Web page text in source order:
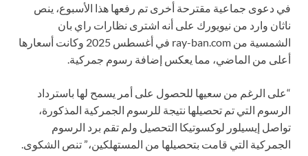
في دعوى جماعية مقترحة أخرى تم رفعها هذا الأسبوع، ينص
ناثان وارد من نيويورك على أنه اشترى نظارات راي بان
الشمسية من ray-ban.com في أغسطس 2025 وكانت أسعارها
أعلى من الماضي، مما يعكس إضافة رسوم جمركية.
“على الرغم من سعيها للحصول على أمر يسمح لها باسترداد
الرسوم التي تم تحصيلها نتيجة للرسوم الجمركية المذكورة،
تواصل إيسيلور لوكسوتيكا التحصيل ولم تقم برد الرسوم
الجمركية التي قامت بتحصيلها من المستهلكين،” تنص الشكوى.